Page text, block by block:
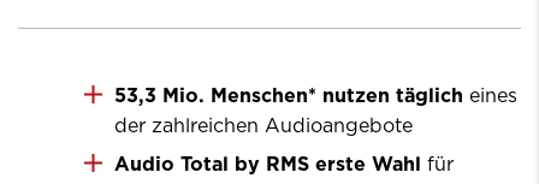
53,3 Mio. Menschen* nutzen täglich eines
der zahlreichen Audioangebote
Audio Total by RMS erste Wahl
für